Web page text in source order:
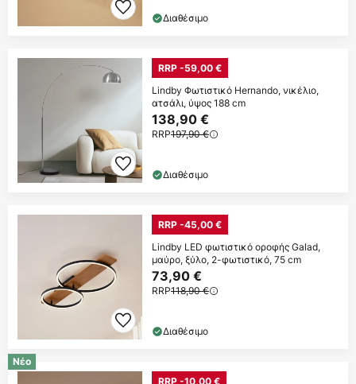
Διαθέσιμο
RRP -59,00 €
Lindby Φωτιστικό Hernando, νικέλιο,
ατσάλι, ύψος 188 cm
138,90 €
RRP197,90 €
Διαθέσιμο
RRP -45,00 €
Lindby LED φωτιστικό οροφής Galad,
μαύρο, ξύλο, 2-φωτιστικό, 75 cm
73,90 €
RRP118,90 €
Διαθέσιμο
Νέο
RRP -10,00 €